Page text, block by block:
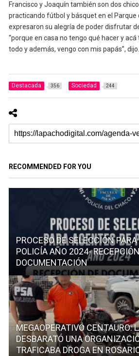
Francisco y Joaquín también son dos
practicando fútbol y básquet en el Parque
expresaron su alegría de poder disfrutar
“porque en casa no tengo qué hacer y
todo y además, vengo con mis papás”, dijo.
Destacada 356 Sociedad 244
RECOMMENDED FOR YOU
PROCESO DE SELECCIÓN
POLICÍA AÑO 2024-
DOCUMENTACIÓN
MEGAOPERATIVO CENTAURO:
DESBARATÓ UNA
TRAFICABA DROGA EN